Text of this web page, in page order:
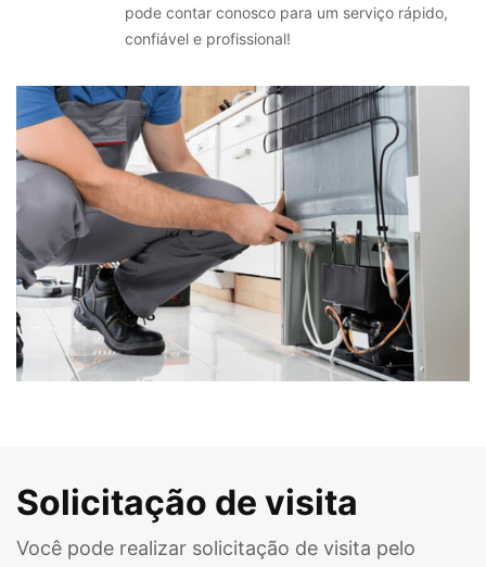
pode contar conosco para um serviço rápido,
confiável e profissional!
Solicitação de visita
Você pode realizar solicitação de visita pelo